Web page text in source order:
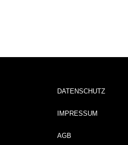
DATENSCHUTZ
IMPRESSUM
AGB